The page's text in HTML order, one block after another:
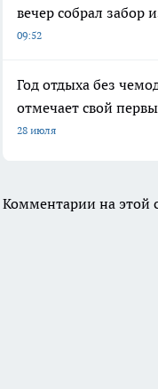
вечер собрал забор
09:52
Год отдыха без
отмечает свой
28 июля
Комментарии на этой